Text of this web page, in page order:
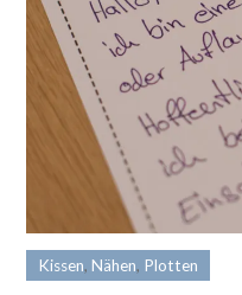
Kissen,Nähen, Plotten